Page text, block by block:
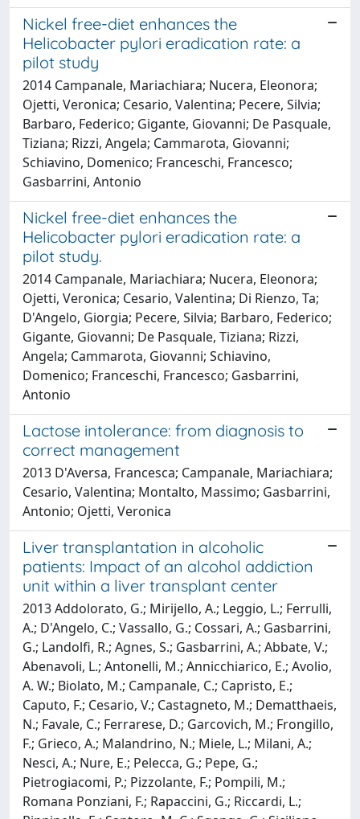
Nickel free-diet enhances the
Helicobacter pylori eradication rate: a
pilot study
2014 Campanale, Mariachiara; Nucera, Eleonora;
Ojetti, Veronica; Cesario, Valentina; Pecere, Silvia;
Barbaro, Federico; Gigante, Giovanni; De Pasquale,
Tiziana; Rizzi, Angela; Cammarota, Giovanni;
Schiavino, Domenico; Franceschi, Francesco;
Gasbarrini, Antonio
Nickel free-diet enhances the
Helicobacter pylori eradication rate: a
pilot study.
2014 Campanale, Mariachiara; Nucera, Eleonora;
Ojetti, Veronica; Cesario, Valentina; Di Rienzo, Ta;
D'Angelo, Giorgia; Pecere, Silvia; Barbaro, Federico;
Gigante, Giovanni; De Pasquale, Tiziana; Rizzi,
Angela; Cammarota, Giovanni; Schiavino,
Domenico; Franceschi, Francesco; Gasbarrini,
Antonio
Lactose intolerance: from diagnosis to
correct management
2013 D'Aversa, Francesca; Campanale, Mariachiara;
Cesario, Valentina; Montalto, Massimo; Gasbarrini,
Antonio; Ojetti, Veronica
Liver transplantation in alcoholic
patients: Impact of an alcohol addiction
unit within a liver transplant center
2013 Addolorato, G.; Mirijello, A.; Leggio, L.; Ferrulli,
A.; D'Angelo, C.; Vassallo, G.; Cossari, A.; Gasbarrini,
G.; Landolfi, R.; Agnes, S.; Gasbarrini, A.; Abbate, V.;
Abenavoli, L.; Antonelli, M.; Annicchiarico, E.; Avolio,
A. W.; Biolato, M.; Campanale, C.; Capristo, E.;
Caputo, F.; Cesario, V.; Castagneto, M.; Dematthaeis,
N.; Favale, C.; Ferrarese, D.; Garcovich, M.; Frongillo,
F.; Grieco, A.; Malandrino, N.; Miele, L.; Milani, A.;
Nesci, A.; Nure, E.; Pelecca, G.; Pepe, G.;
Pietrogiacomi, P.; Pizzolante, F.; Pompili, M.;
Romana Ponziani, F.; Rapaccini, G.; Riccardi, L.;